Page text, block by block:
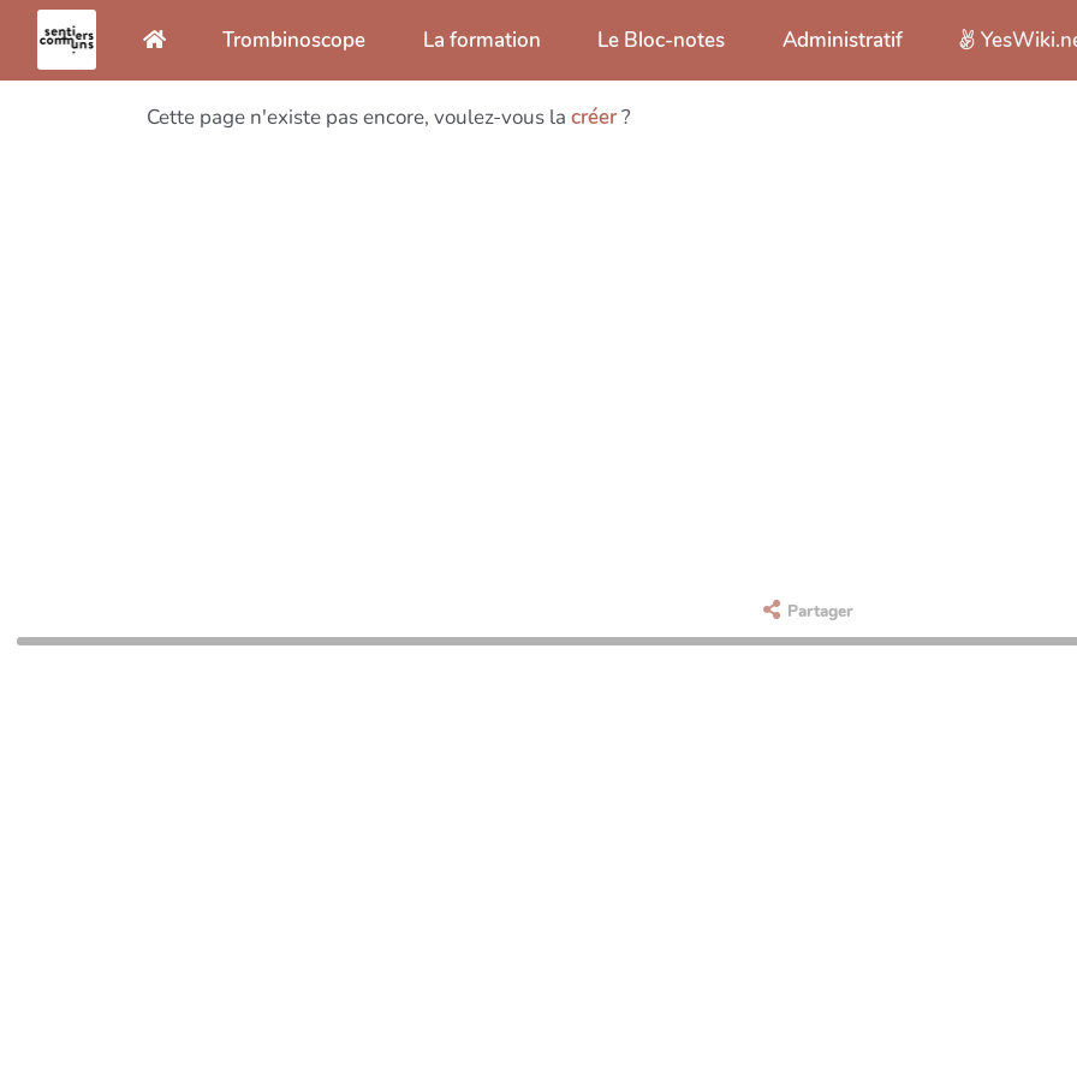
Aller au contenu principalTrombinoscope La formation Le Bloc-notes Administratif
Cette page n'existe pas encore, voulez-vous la créer?
Partager